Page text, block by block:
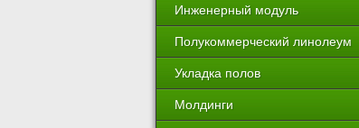
Инженерный модуль
Полукоммерческий линолеум
Укладка полов
Молдинги